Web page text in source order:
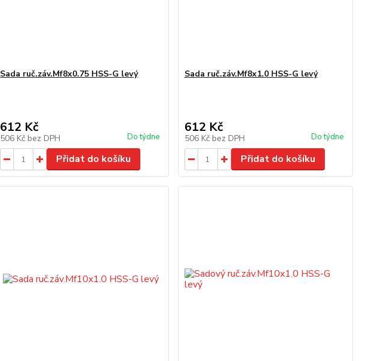
Sada ruč.záv.Mf8x0.75 HSS-G levý
612 Kč
506 Kč bez DPH Do týdne
Přidat do košíku
Sada ruč.záv.Mf8x1.0 HSS-G levý
612 Kč
506 Kč bez DPH Do týdne
Přidat do košíku